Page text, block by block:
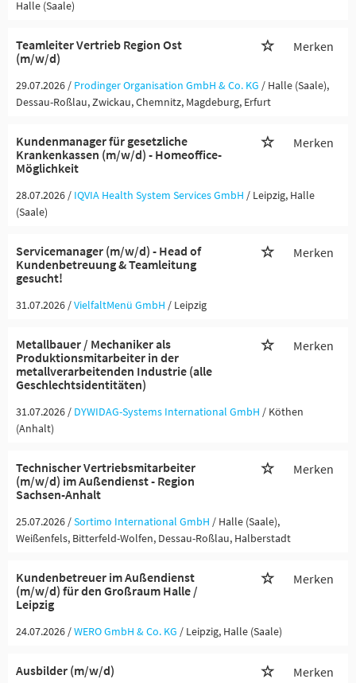
Halle (Saale)
Teamleiter Vertrieb Region Ost
(m/w/d)
Merken
29.07.2026 / Prodinger Organisation GmbH & Co. KG / Halle (Saale),
Dessau-Roßlau, Zwickau, Chemnitz, Magdeburg, Erfurt
Kundenmanager für gesetzliche
Krankenkassen (m/w/d) - Homeoffice-
Möglichkeit
Merken
28.07.2026 / IQVIA Health System Services GmbH / Leipzig, Halle
(Saale)
Servicemanager (m/w/d) - Head of
Kundenbetreuung & Teamleitung
gesucht!
Merken
31.07.2026 /VielfaltMenü GmbH / Leipzig
Metallbauer / Mechaniker als
Produktionsmitarbeiter in der
metallverarbeitenden Industrie (alle
Geschlechtsidentitäten)
Merken
31.07.2026 / DYWIDAG-Systems International GmbH / Köthen
(Anhalt)
Technischer Vertriebsmitarbeiter
(m/w/d) im Außendienst - Region
Sachsen-Anhalt
Merken
25.07.2026 /Sortimo International GmbH / Halle (Saale),
Weißenfels, Bitterfeld-Wolfen, Dessau-Roßlau, Halberstadt
Kundenbetreuer im Außendienst
(m/w/d) für den Großraum Halle /
Leipzig
Merken
24.07.2026 /WERO GmbH & Co. KG / Leipzig, Halle (Saale)
Ausbilder (m/w/d) Merken